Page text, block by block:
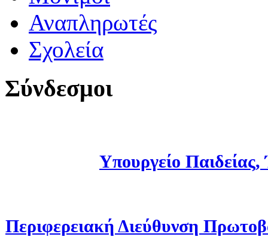
Αναπληρωτές
Σχολεία
Σύνδεσμοι
Υπουργείο
Περιφερειακή Διεύθυνση